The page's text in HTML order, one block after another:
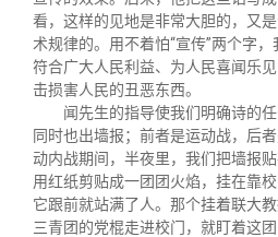
看，这样的见地是非常大胆的，又
术规律的。用不着怕“宣传”两个字
符合广大人民利益、为人民喜闻乐
击损害人民的丑恶东西。
闻先生的指导使我们明确诗的
同时也出墙报；前者是运动战，后
动内战期间，半夜里，我们把墙报
用红纸剪贴成一团团火焰，挂在靠
它跟前就站满了人。那个挂着联大
三青团的党棍走进校门，就盯着这